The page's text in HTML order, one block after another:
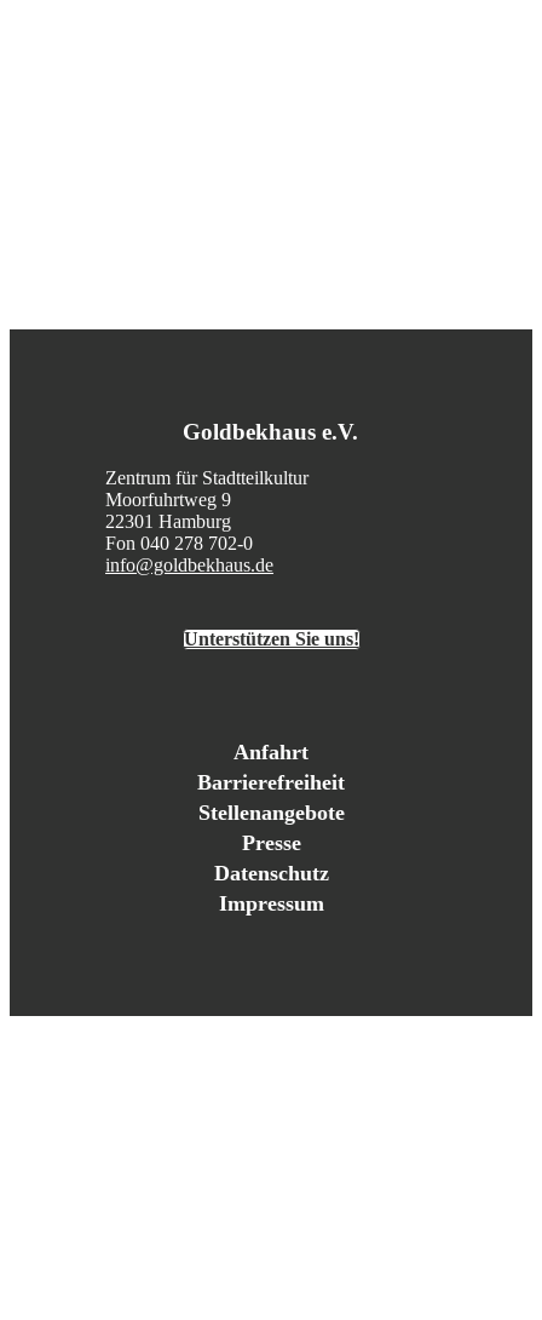
Goldbekhaus e.V.
Zentrum für Stadtteilkultur
Moorfuhrtweg 9
22301 Hamburg
Fon 040 278 702-0
info@goldbekhaus.de
Unterstützen Sie uns!
Anfahrt
Barrierefreiheit
Stellenangebote
Presse
Datenschutz
Impressum